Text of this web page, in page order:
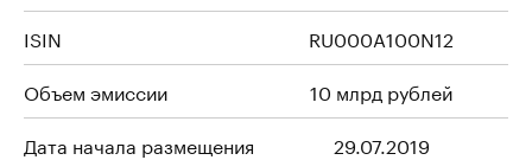
ISIN
RU000A100N12
Объем эмиссии
10 млрд рублей
Дата начала размещения
29.07.2019